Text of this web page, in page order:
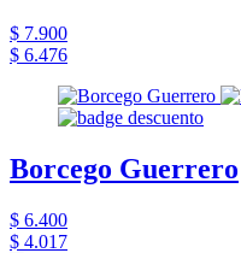
$ 7.900
$ 6.476
Borcego Guerrero
$ 6.400
$ 4.017